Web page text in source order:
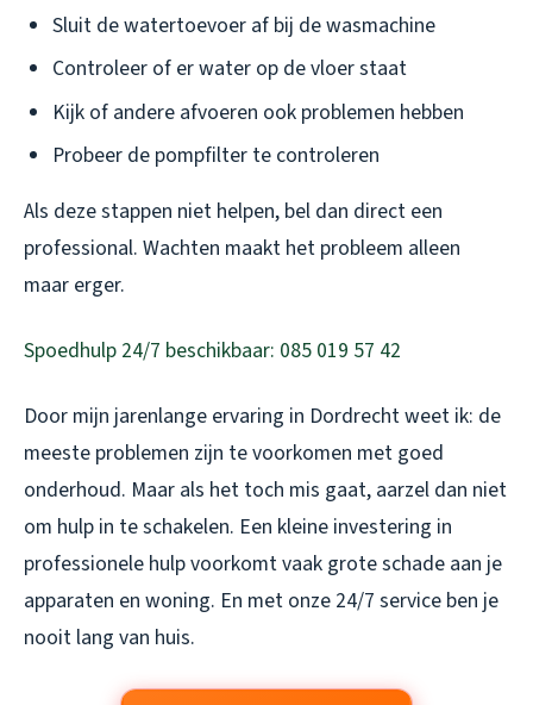
Sluit de watertoevoer af bij de wasmachine
Controleer of er water op de vloer staat
Kijk of andere afvoeren ook problemen hebben
Probeer de pompfilter te controleren
Als deze stappen niet helpen, bel dan direct een
professional. Wachten maakt het probleem alleen
maar erger.
Spoedhulp 24/7 beschikbaar: 085 019 57 42
Door mijn jarenlange ervaring in Dordrecht weet ik: de
meeste problemen zijn te voorkomen met goed
onderhoud. Maar als het toch mis gaat, aarzel dan niet
om hulp in te schakelen. Een kleine investering in
professionele hulp voorkomt vaak grote schade aan je
apparaten en woning. En met onze 24/7 service ben je
nooit lang van huis.